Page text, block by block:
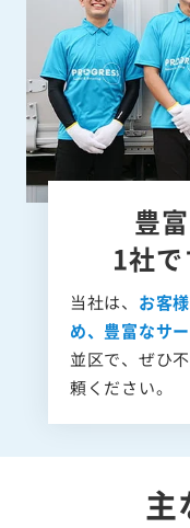
豊
1社
当社は、 お客
め、豊富なサ
並区で、ぜひ
頼ください。
主